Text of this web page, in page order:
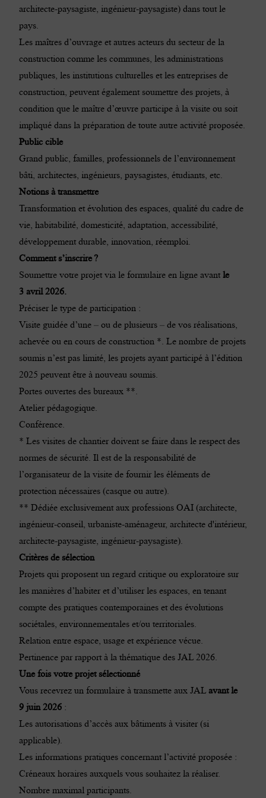
architecte-paysagiste, ingénieur-paysagiste) dans tout le
pays.
Les maîtres d’ouvrage et autres acteurs du secteur de la
construction comme les communes, les administrations
publiques, les institutions culturelles et les entreprises de
construction, peuvent également soumettre des projets, à
condition que le maître d’œuvre participe à la visite ou soit
impliqué dans la préparation de toute autre activité proposée.
Public cible
Grand public, familles, professionnels de l’environnement
bâti, architectes, ingénieurs, paysagistes, étudiants, etc.
Notions à transmettre
Transformation et évolution des espaces, qualité du cadre de
vie, habitabilité, domesticité, adaptation, accessibilité,
développement durable, innovation, réemploi.
Comment s’inscrire ?
Soumettre votre projet via le formulaire en ligne avantle
3 avril 2026.
Préciser le type de participation :
Visite guidée d’une – ou de plusieurs – de vos réalisations,
achevée ou en cours de construction *. Le nombre de projets
soumis n’est pas limité, les projets ayant participé à l’édition
2025 peuvent être à nouveau soumis.
Portes ouvertes des bureaux **.
Atelier pédagogique.
Conférence.
* Les visites de chantier doivent se faire dans le respect des
normes de sécurité. Il est de la responsabilité de
l’organisateur de la visite de fournir les éléments de
protection nécessaires (casque ou autre).
** Dédiée exclusivement aux professions OAI (architecte,
ingénieur-conseil, urbaniste-aménageur, architecte d'intérieur,
architecte-paysagiste, ingénieur-paysagiste).
Critères de sélection
Projets qui proposent un regard critique ou exploratoire sur
les manières d’habiter et d’utiliser les espaces, en tenant
compte des pratiques contemporaines et des évolutions
sociétales, environnementales et/ou territoriales.
Relation entre espace, usage et expérience vécue.
Pertinence par rapport à la thématique des JAL 2026.
Une fois votre projet sélectionné
Vous recevrez un formulaire à transmette aux JALavant le
9 juin 2026 :
Les autorisations d’accès aux bâtiments à visiter (si
applicable).
Les informations pratiques concernant l’activité proposée :
Créneaux horaires auxquels vous souhaitez la réaliser.
Nombre maximal participants.